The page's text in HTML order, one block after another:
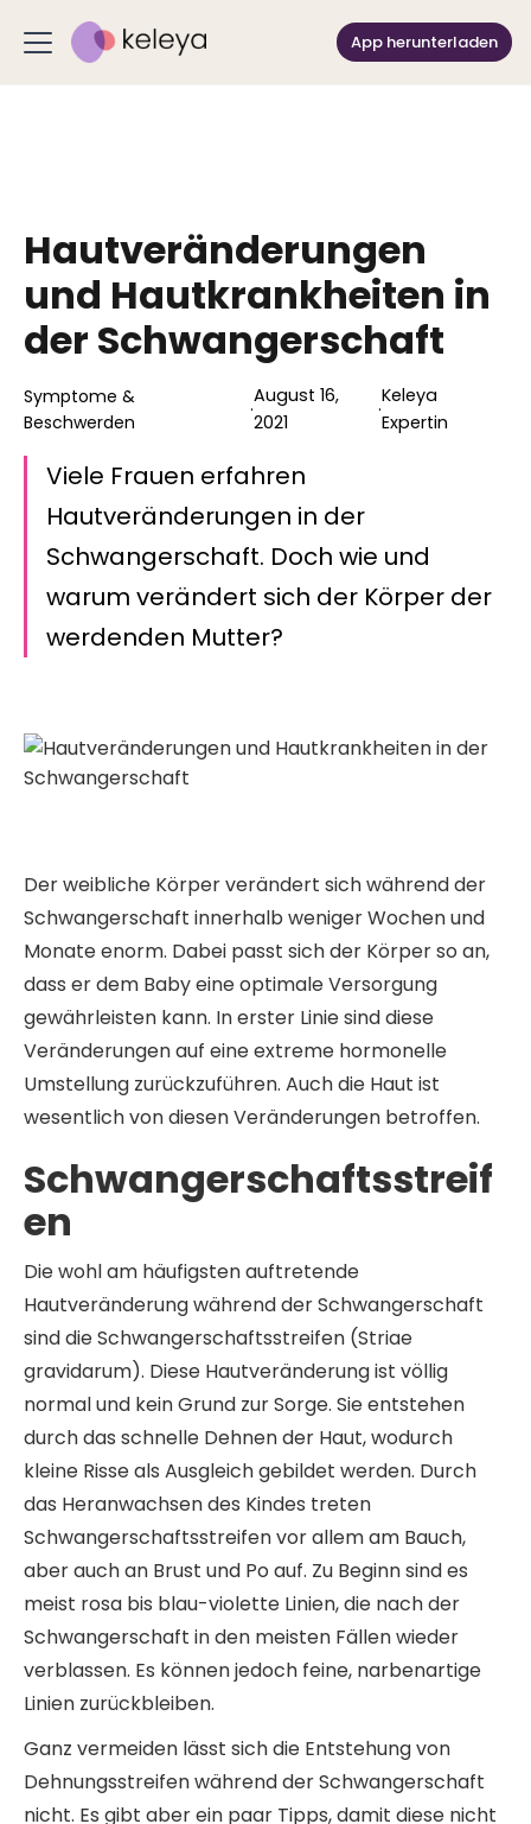
App herunterladen
Hautveränderungen
und Hautkrankheiten in
der Schwangerschaft
Symptome &
Beschwerden
·
August 16,
2021
·
Keleya
Expertin
Viele Frauen erfahren
Hautveränderungen in der
Schwangerschaft. Doch wie und
warum verändert sich der Körper der
werdenden Mutter?
Der weibliche Körper verändert sich während der
Schwangerschaft innerhalb weniger Wochen und
Monate enorm. Dabei passt sich der Körper so an,
dass er dem Baby eine optimale Versorgung
gewährleisten kann. In erster Linie sind diese
Veränderungen auf eine extreme hormonelle
Umstellung zurückzuführen. Auch die Haut ist
wesentlich von diesen Veränderungen betroffen.
Schwangerschaftsstreif
en
Die wohl am häufigsten auftretende
Hautveränderung während der Schwangerschaft
sind die Schwangerschaftsstreifen (Striae
gravidarum). Diese Hautveränderung ist völlig
normal und kein Grund zur Sorge. Sie entstehen
durch das schnelle Dehnen der Haut, wodurch
kleine Risse als Ausgleich gebildet werden. Durch
das Heranwachsen des Kindes treten
Schwangerschaftsstreifen vor allem am Bauch,
aber auch an Brust und Po auf. Zu Beginn sind es
meist rosa bis blau-violette Linien, die nach der
Schwangerschaft in den meisten Fällen wieder
verblassen. Es können jedoch feine, narbenartige
Linien zurückbleiben.
Ganz vermeiden lässt sich die Entstehung von
Dehnungsstreifen während der Schwangerschaft
nicht. Es gibt aber ein paar Tipps, damit diese nicht